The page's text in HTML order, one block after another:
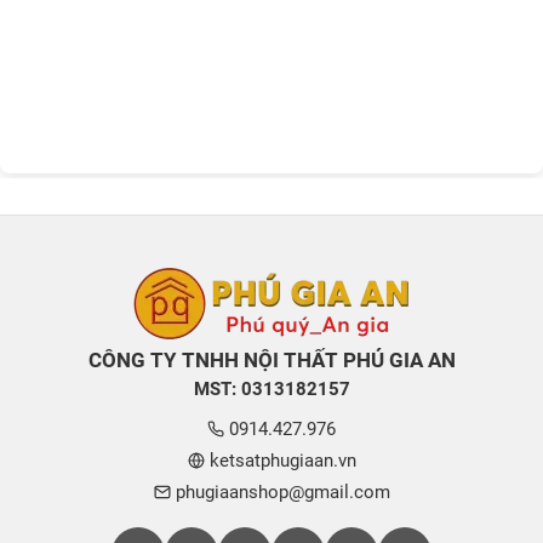
CÔNG TY TNHH NỘI THẤT PHÚ GIA AN
MST: 0313182157
0914.427.976
ketsatphugiaan.vn
phugiaanshop@gmail.com